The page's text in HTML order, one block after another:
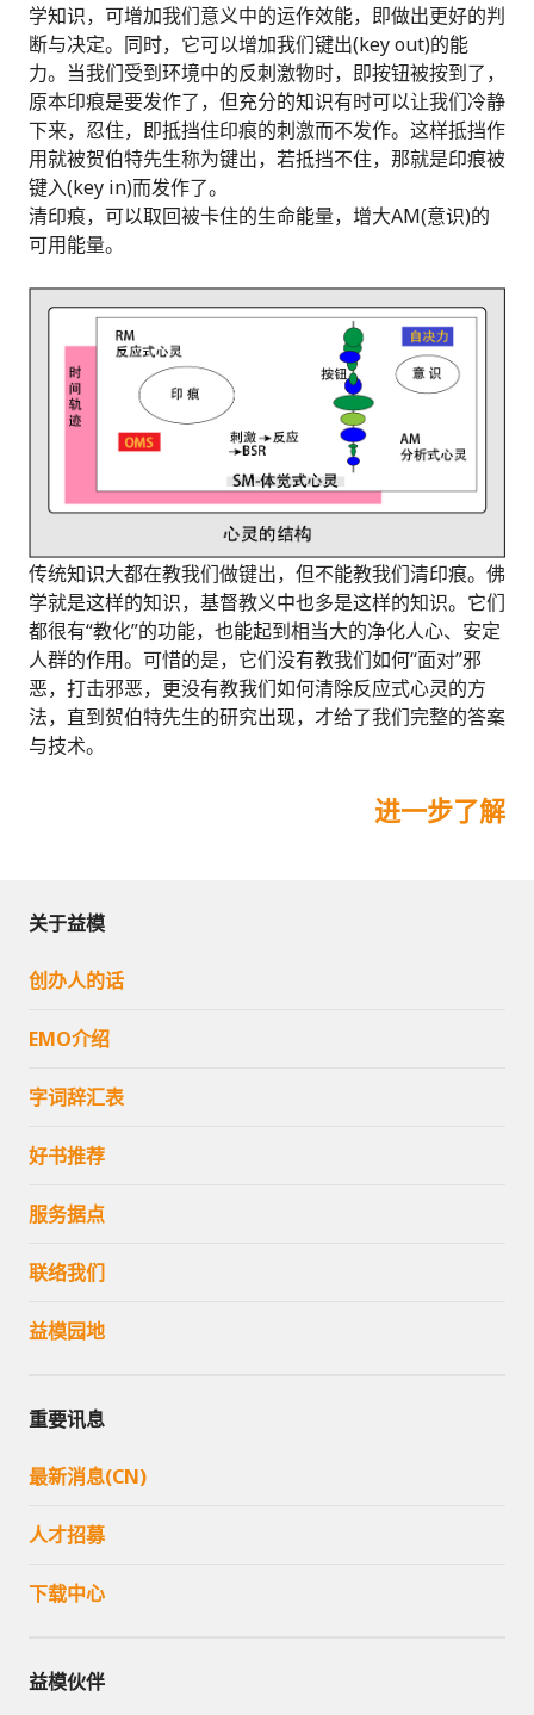
学知识，可增加我们意义中的运作效能，即做出更好的判
断与决定。同时，它可以增加我们键出(key out)的能
力。当我们受到环境中的反刺激物时，即按钮被按到了，
原本印痕是要发作了，但充分的知识有时可以让我们冷静
下来，忍住，即抵挡住印痕的刺激而不发作。这样抵挡作
用就被贺伯特先生称为键出，若抵挡不住，那就是印痕被
键入(key in)而发作了。
清印痕，可以取回被卡住的生命能量，增大AM(意识)的
可用能量。
传统知识大都在教我们做键出，但不能教我们清印痕。佛
学就是这样的知识，基督教义中也多是这样的知识。它们
都很有“教化”的功能，也能起到相当大的净化人心、安定
人群的作用。可惜的是，它们没有教我们如何“面对”邪
恶，打击邪恶，更没有教我们如何清除反应式心灵的方
法，直到贺伯特先生的研究出现，才给了我们完整的答案
与技术。
进一步了解
关于益模
创办人的话
EMO介绍
字词辞汇表
好书推荐
服务据点
联络我们
益模园地
重要讯息
最新消息(CN)
人才招募
下载中心
益模伙伴